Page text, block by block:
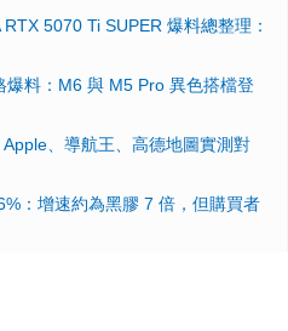
5070 Ti SUPER 爆料總整理：
料：M6 與 M5 Pro 異色搭檔登
、導航王、高德地圖實測對
：增速約為黑膠 7 倍，但購買者